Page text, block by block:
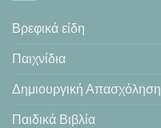
Βρεφικά είδη
Παιχνίδια
Δημιουργική Απασχόληση
Παιδικά Βιβλία